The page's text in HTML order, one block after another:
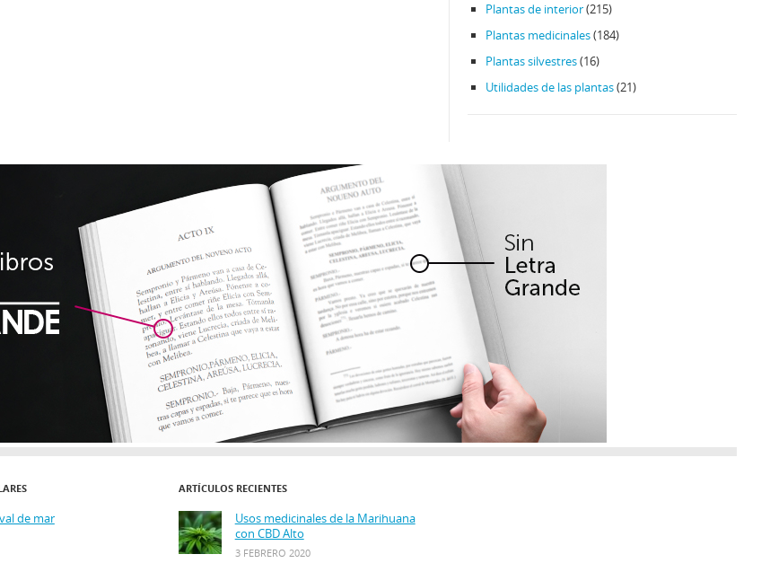
Plantas de interior(215)
Plantas medicinales(184)
Plantas silvestres(16)
Utilidades de las plantas(21)
de mar
ARTÍCULOS RECIENTES
Usos medicinales de la Marihuana
con CBD Alto
3 FEBRERO 2020